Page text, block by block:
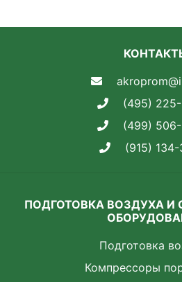
(495)
(499)
(915)
ПОДГОТОВКА ВОЗДУХА
Подготовка
Компрессоры